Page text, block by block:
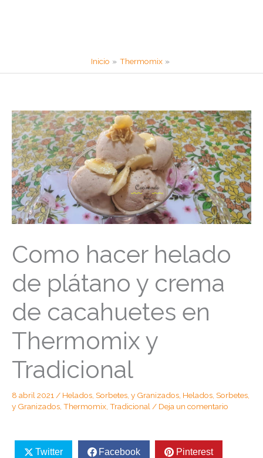
Inicio Thermomix
Como hacer helado
de plátano y crema
de cacahuetes en
Thermomix y
Tradicional
8 abril 2021/ Helados, Sorbetes, y Granizados, Helados, Sorbetes,
y Granizados, Thermomix, Tradicional/ Deja un comentario
Twitter Facebook Pinterest